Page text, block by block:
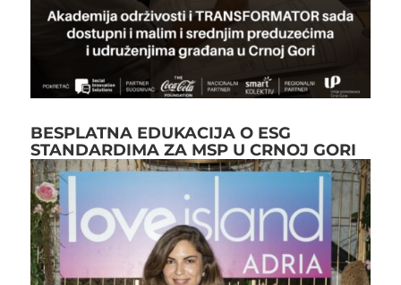
BESPLATNA EDUKACIJA O ESG
STANDARDIMA ZA MSP U CRNOJ GORI